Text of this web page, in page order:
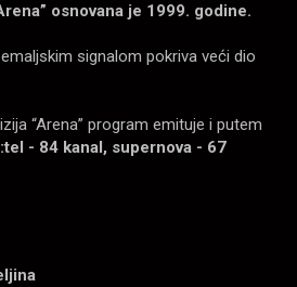
osnovana je 1999. godine.
signalom pokriva veći dio
“Arena” program emituje i putem
- 84 kanal, supernova - 67